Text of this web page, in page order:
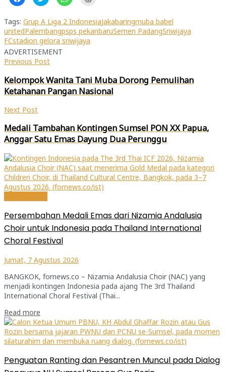
untuk
membagikan
Facebook(Membuka
di
jendela
yang
baru)
untuk
berbagi
Twitter(Membuka
di
jendela
yang
baru)
untuk
WhatsApp(Membuka
di
jendela
yang
baru)
jendela
yang
baru)
Tags: Grup A Liga 2 IndonesiaJakabaringmuba babel
unitedPalembangpsps pekanbaruSemen PadangSriwijaya
FCstadion gelora sriwijaya
ADVERTISEMENT
Previous Post
Kelompok Wanita Tani Muba Dorong Pemulihan
Ketahanan Pangan Nasional
Next Post
Medali Tambahan Kontingen Sumsel PON XX Papua,
Anggar Satu Emas Dayung Dua Perunggu
Persembahan Medali Emas dari Nizamia Andalusia
Choir untuk Indonesia pada Thailand International
Choral Festival
Jumat, 7 Agustus 2026
BANGKOK, fornews.co – Nizamia Andalusia Choir (NAC) yang
menjadi kontingen Indonesia pada ajang The 3rd Thailand
International Choral Festival (Thai...
Read more
Penguatan Ranting dan Pesantren Muncul pada Dialog